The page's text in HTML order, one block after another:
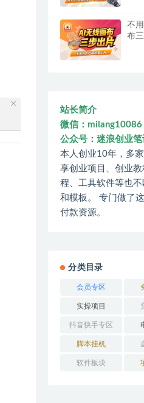
不
布
站长简介
微信：milang10086
公众号：迷浪创业笔
本人创业10年，多
享创业项目、创业
程、工具软件等也
和模板。 专门做了
付款资源。
分类目录
会员专区
实操项目
抖音快手专区
脚本挂机
软件板块